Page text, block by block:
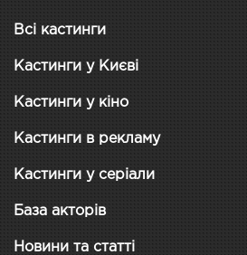
Всі кастинги
Кастинги у Києві
Кастинги у кіно
Кастинги в рекламу
Кастинги у серіали
База акторів
Новини та статті